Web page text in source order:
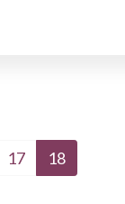
17 18